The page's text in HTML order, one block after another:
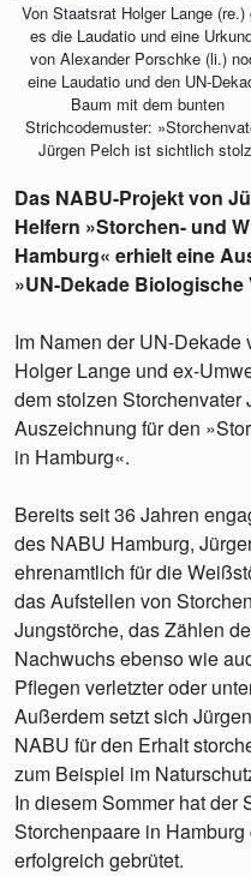
Von Staatsrat Holger Lange (re.)
es die Laudatio und eine
von Alexander Porschke (li.)
eine Laudatio und den UN-
Baum mit dem bunten
Strichcodemuster:
Jürgen Pelch ist sichtlich
Das NABU-Projekt von
Helfern »Storchen- und
Hamburg« erhielt eine
»UN-Dekade Biologische
Im Namen der UN-
Holger Lange und ex-
dem stolzen Storchenvater
Auszeichnung für den
in Hamburg«.
Bereits seit 36 Jahren
des NABU Hamburg,
ehrenamtlich für die
das Aufstellen von
Jungstörche, das Zählen
Nachwuchs ebenso wie
Pflegen verletzter oder
Außerdem setzt sich
NABU für den Erhalt
zum Beispiel im
In diesem Sommer hat der
Storchenpaare in
erfolgreich gebrütet.